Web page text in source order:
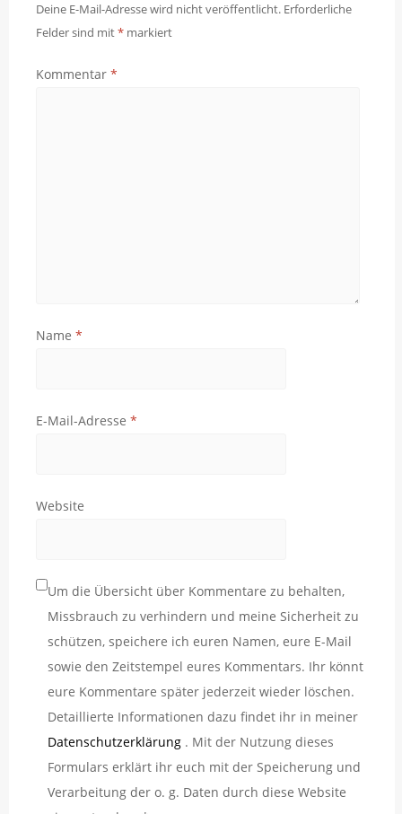
Deine E-Mail-Adresse wird nicht veröffentlicht. Erforderliche
Felder sind mit* markiert
Kommentar *
Name *
E-Mail-Adresse *
Website
Um die Übersicht über Kommentare zu behalten,
Missbrauch zu verhindern und meine Sicherheit zu
schützen, speichere ich euren Namen, eure E-Mail
sowie den Zeitstempel eures Kommentars. Ihr könnt
eure Kommentare später jederzeit wieder löschen.
Detaillierte Informationen dazu findet ihr in meiner
Datenschutzerklärung . Mit der Nutzung dieses
Formulars erklärt ihr euch mit der Speicherung und
Verarbeitung der o. g. Daten durch diese Website